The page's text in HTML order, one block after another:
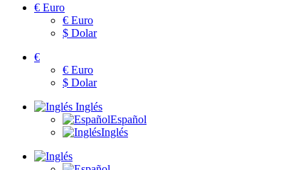
€ Euro
€ Euro
$ Dolar
€
€ Euro
$ Dolar
Inglés
Español
Inglés